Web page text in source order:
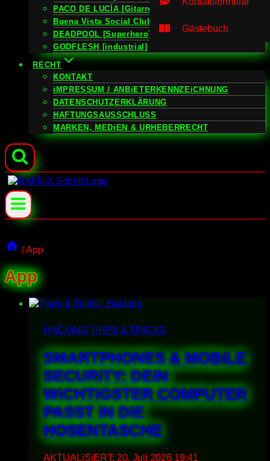
PACO DE LUCÍA [Gitarrero]
Buena Vista Social Club [Sound Of Cuba]
DEADPOOL [Superhero]
GODFLESH [industrial]
RECHT
KONTAKT
iMPRESSUM / ANBiETERKENNZEiCHNUNG
DATENSCHUTZERKLÄRUNG
HAFTUNGSAUSSCHLUSS
MARKEN, MEDiEN & URHEBERRECHT
/App
App
HACKiNG TiPPS & TRiCKS
SMARTPHONES & MOBiLE
SECURiTY: DEiN
WiCHTiGSTER COMPUTER
PASST iN DiE
HOSENTASCHE
AKTUALiSiERT: 20. Juli 2026 19:41
Gästebuch